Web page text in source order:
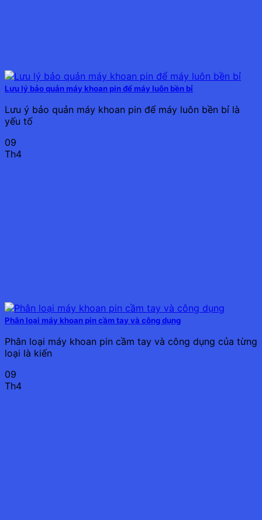
Lưu lý bảo quản máy khoan pin để máy luôn bền bỉ
Lưu ý bảo quản máy khoan pin để máy luôn bền bỉ là
yếu tố
09
Th4
Phân loại máy khoan pin cầm tay và công dụng
Phân loại máy khoan pin cầm tay và công dụng của từng
loại là kiến
09
Th4